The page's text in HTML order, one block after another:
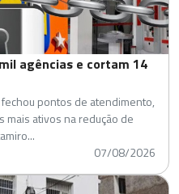
agências e cortam 14
pontos de atendimento,
mais ativos na redução de
07/08/2026